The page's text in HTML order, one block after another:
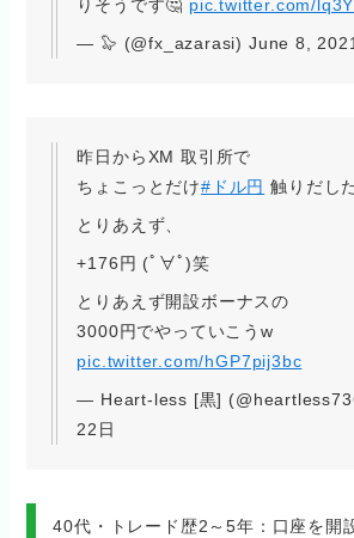
りそうです🤔 pic.twitter.com/
— 🦭 (@fx_azarasi) June 8, 2021
昨日からXM 取引所で
ちょこっとだけ#ドル円 触りだし
とりあえず、
+176円 (ﾟ∀ﾟ)笑
とりあえず開設ボーナスの
3000円でやっていこうw
pic.twitter.com/hGP7pij3bc
— Heart-less [黒]
22日
40代・トレード歴2～5年：口座を開